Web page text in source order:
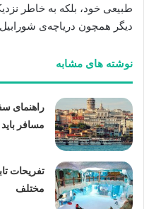
طبیعی خود، بلکه به خاطر
دیگر همچون دریاچه‌ی
نوشته های مشابه
راهنمای
مسافر باید
تفریحات
مختلف